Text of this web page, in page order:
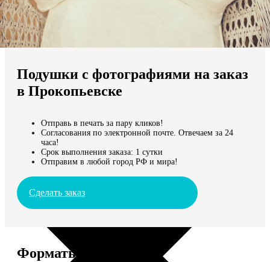
Мы доставляем по всему миру
Продолжить без города
Подушки с фотографиями на заказ
в Прокопьевске
Отправь в печать за пару кликов!
Согласования по электронной почте. Отвечаем за 24
часа!
Срок выполнения заказа: 1 сутки
Отправим в любой город РФ и мира!
Сделать заказ
Форматы и цены